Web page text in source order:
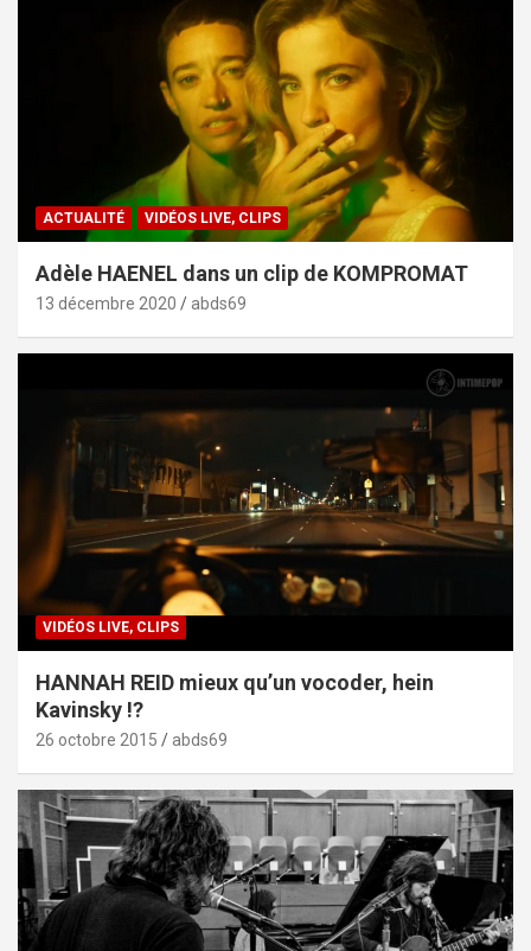
ACTUALITÉ VIDÉOS LIVE, CLIPS
Adèle HAENEL dans un clip de KOMPROMAT
13 décembre 2020 abds69
VIDÉOS LIVE, CLIPS
HANNAH REID mieux qu’un vocoder, hein
Kavinsky !?
26 octobre 2015 abds69